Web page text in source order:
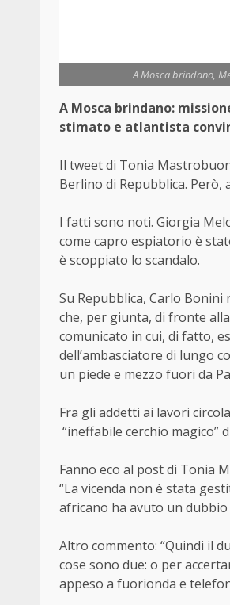
A Mosca brindano,
A Mosca brindano:
stimato e atlantista
Il tweet di Tonia
Berlino di Repubblica.
I fatti sono noti. Giorgia
come capro espiatorio è
è scoppiato lo scandalo.
Su Repubblica, Carlo
che, per giunta, di fronte
comunicato in cui, di fatto,
dell’ambasciatore di lungo
un piede e mezzo fuori da
Fra gli addetti ai lavori
“ineffabile cerchio magico”
Fanno eco al post di Tonia
“La vicenda non è stata
africano ha avuto un
Altro commento: “Quindi il
cose sono due: o per
appeso a fuorionda e